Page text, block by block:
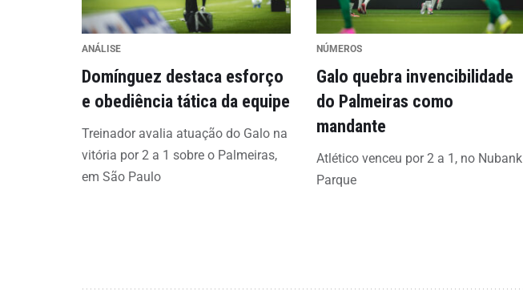
ANÁLISE
Domínguez destaca esforço
e obediência tática da equipe
Treinador avalia atuação do Galo na
vitória por 2 a 1 sobre o Palmeiras,
em São Paulo
NÚMEROS
Galo quebra invencibilidade
do Palmeiras como
mandante
Atlético venceu por 2 a 1, no Nubank
Parque